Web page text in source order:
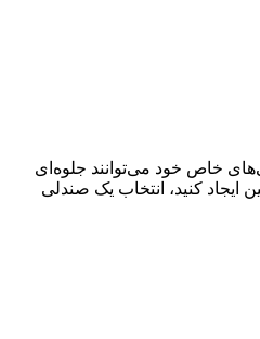
خاص خود می‌توانند جلوه‌ای
کنید، انتخاب یک صندلی